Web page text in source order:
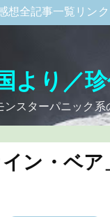
想全記事一覧リン
より／
ンスターパニック
イン・